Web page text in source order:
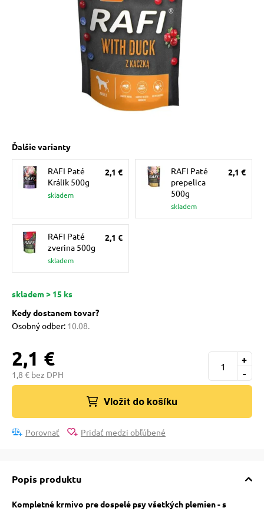
mačky
mačky
mačky
mačky
podložky
poukazy
Ďalšie varianty
RAFI Paté
Králik 500g
skladem
2,1 €
RAFI Paté
prepelica
500g
skladem
2,1 €
RAFI Paté
zverina 500g
skladem
2,1 €
skladem > 15 ks
Kedy dostanem tovar?
Osobný odber: 10.08.
2,1 €
1,8 € bez DPH -
+
Vložit do košíku
Porovnať Pridať medzi obľúbené
Popis produktu
Kompletné krmivo pre dospelé psy všetkých plemien - s